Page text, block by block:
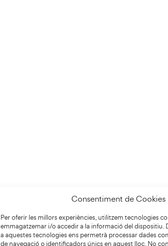
Consentiment de Cookies
Per oferir les millors experiències, utilitzem tecnologies
emmagatzemar i/o accedir a la informació del dispositiu.
a aquestes tecnologies ens permetrà processar dades
de navegació o identificadors únics en aquest lloc. No